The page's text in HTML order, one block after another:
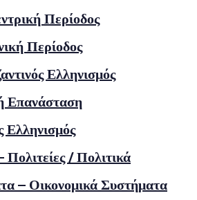
Περίοδος
Περίοδος
Ελληνισμός
Επανάσταση
Ελληνισμός
/ Πολιτικά
– Οικονομικά Συστήματα